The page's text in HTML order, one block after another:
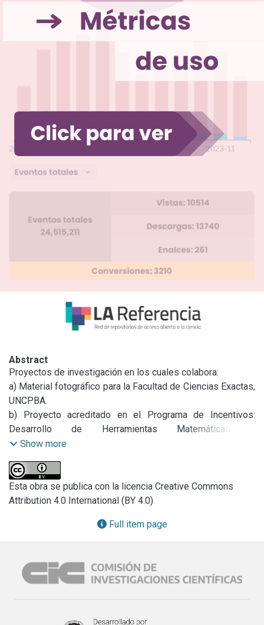
Abstract
Proyectos de investigación en los cuales colabora:
a) Material fotográfico para la Facultad de Ciencias Exactas,
UNCPBA.
b) Proyecto acreditado en el Programa de Incentivos:
Desarrollo de Herramientas Matemáticas y
Computacionales para la Conservación de Recursos
Directora: Dra. Graciela Canziani
Codirectora: Ing. Rosana Ferrati.
Período de acreditación: 01/01/2010 – 31/12/2012
Matemática, 0705 Matemática de la utilización de recursos,
Preservación.
c) Proyecto acreditado en el Programa de Incentivos:
“Caracterización de diferentes aspectos estructurales y
Show more
Esta obra se publica con la licencia Creative Commons
Attribution 4.0 International (BY 4.0)
Full item page